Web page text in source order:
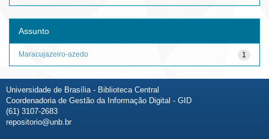
Assunto
1
Maracujazeiro-azedo
Universidade de Brasília - Biblioteca Central
Coordenadoria de Gestão da Informação Digital - GID
(61) 3107-2683
repositorio@unb.br